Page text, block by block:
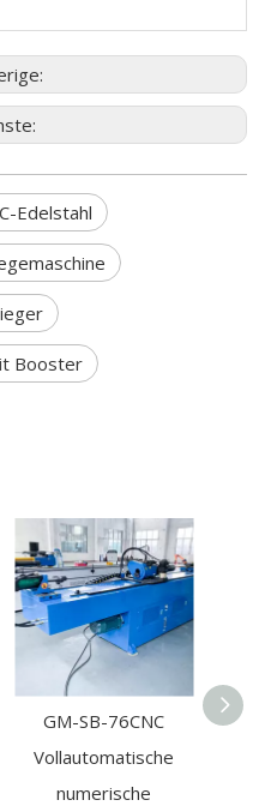
Edelstahl
Booster
GM-SB-76CNC
Vollautomatische
numerische